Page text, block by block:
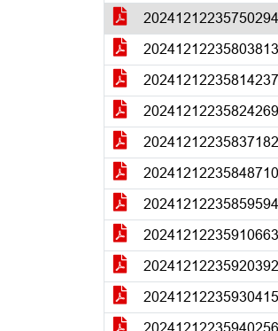
20241212235750294
20241212235803813
20241212235814237
20241212235824269
20241212235837182
20241212235848710
20241212235859594
20241212235910663
20241212235920392
20241212235930415
20241212235940256